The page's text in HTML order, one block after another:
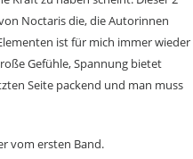
Noctaris die, die Autorinnen
ist für mich immer wieder
Gefühle, Spannung bietet
Seite packend und man muss
vom ersten Band.